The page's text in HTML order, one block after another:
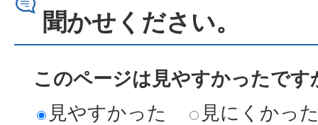
聞かせください。
このページは見やすかったです
見やすかった
見にくかっ